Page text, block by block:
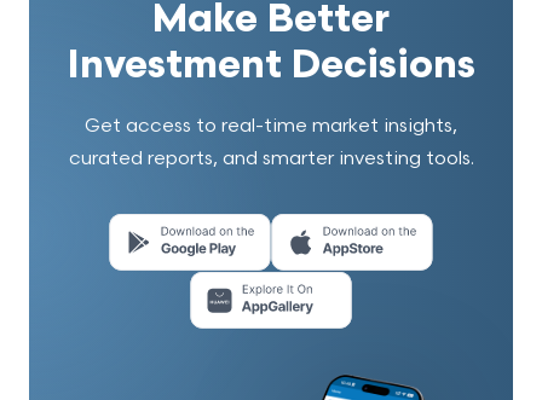
Make Better
Investment Decisions
Get access to real-time market insights,
curated reports, and smarter investing tools.